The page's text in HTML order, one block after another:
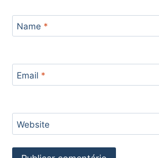
Name *
Email *
Website